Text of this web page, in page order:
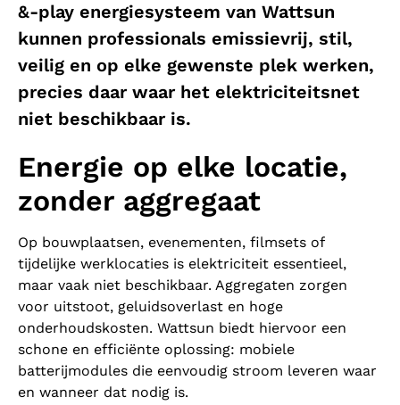
&-play energiesysteem van Wattsun
kunnen professionals emissievrij, stil,
veilig en op elke gewenste plek werken,
precies daar waar het elektriciteitsnet
niet beschikbaar is.
Energie op elke locatie,
zonder aggregaat
Op bouwplaatsen, evenementen, filmsets of
tijdelijke werklocaties is elektriciteit essentieel,
maar vaak niet beschikbaar. Aggregaten zorgen
voor uitstoot, geluidsoverlast en hoge
onderhoudskosten. Wattsun biedt hiervoor een
schone en efficiënte oplossing: mobiele
batterijmodules die eenvoudig stroom leveren waar
en wanneer dat nodig is.